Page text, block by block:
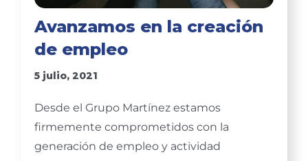
Avanzamos en la creación
de empleo
5 julio, 2021
Desde el Grupo Martínez estamos
firmemente comprometidos con la
generación de empleo y actividad